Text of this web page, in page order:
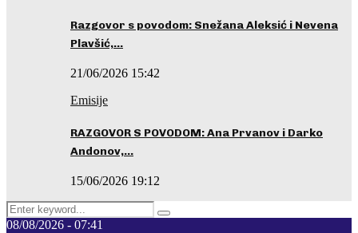
Razgovor s povodom: Snežana Aleksić i Nevena
Plavšić,…
21/06/2026 15:42
Emisije
RAZGOVOR S POVODOM: Ana Prvanov i Darko
Andonov,…
15/06/2026 19:12
Search
for:
Pretraga
08/08/2026 - 07:41